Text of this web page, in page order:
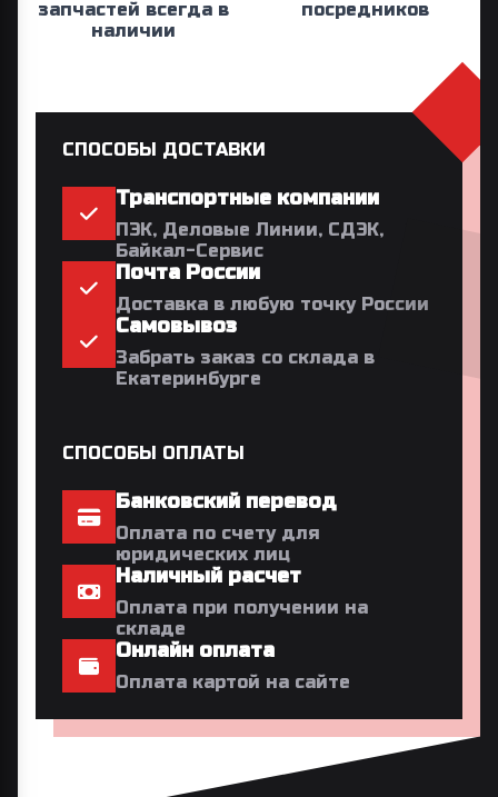
запчастей всегда в
наличии
посредников
СПОСОБЫ ДОСТАВКИ
Транспортные компании
ПЭК, Деловые Линии, СДЭК,
Байкал-Сервис
Почта России
Доставка в любую точку России
Самовывоз
Забрать заказ со склада в
Екатеринбурге
СПОСОБЫ ОПЛАТЫ
Банковский перевод
Оплата по счету для
юридических лиц
Наличный расчет
Оплата при получении на
складе
Онлайн оплата
Оплата картой на сайте